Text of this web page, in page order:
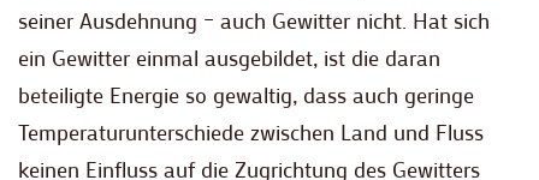
seiner Ausdehnung – auch Gewitter nicht. Hat sich
ein Gewitter einmal ausgebildet, ist die daran
beteiligte Energie so gewaltig, dass auch geringe
Temperaturunterschiede zwischen Land und Fluss
keinen Einfluss auf die Zugrichtung des Gewitters